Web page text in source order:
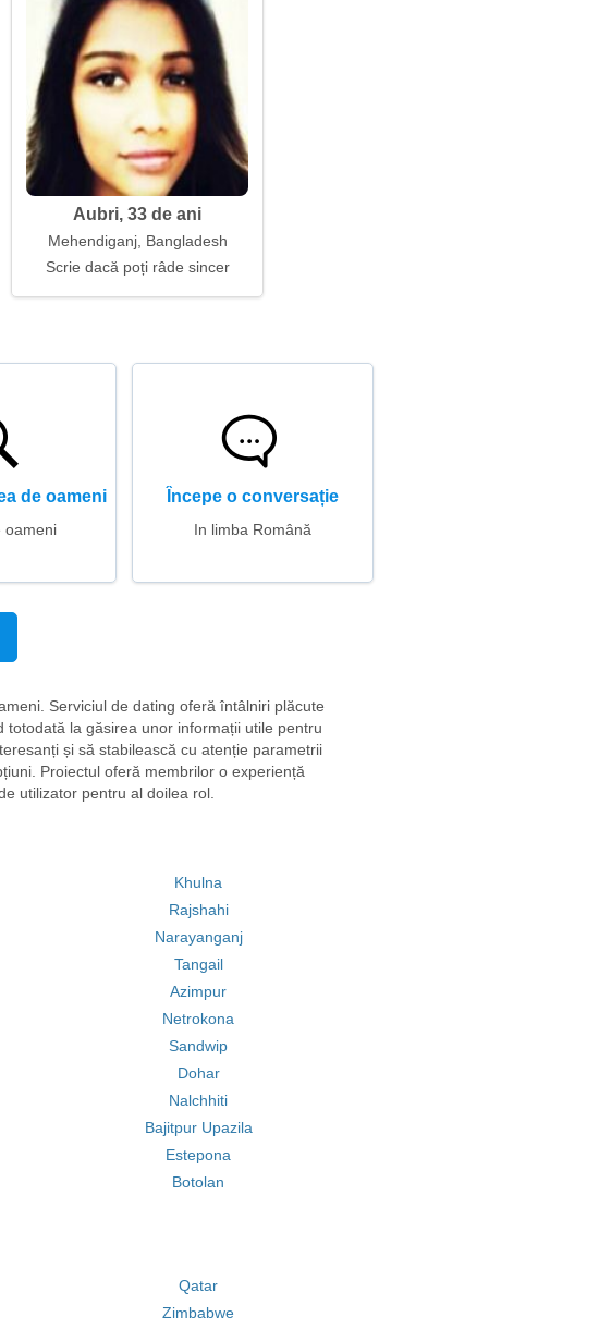
de la capăt
Aubri, 33 de ani
Mehendiganj, Bangladesh
Scrie dacă poți râde sincer
de oameni
oameni
Începe o conversație
In limba Română
Serviciul de dating oferă întâlniri plăcute
la găsirea unor informații utile pentru
și să stabilească cu atenție parametrii
Proiectul oferă membrilor o experiență
utilizator pentru al doilea rol.
Khulna
Rajshahi
Narayanganj
Tangail
Azimpur
Netrokona
Sandwip
Dohar
Nalchhiti
Bajitpur Upazila
Estepona
Botolan
Qatar
Zimbabwe